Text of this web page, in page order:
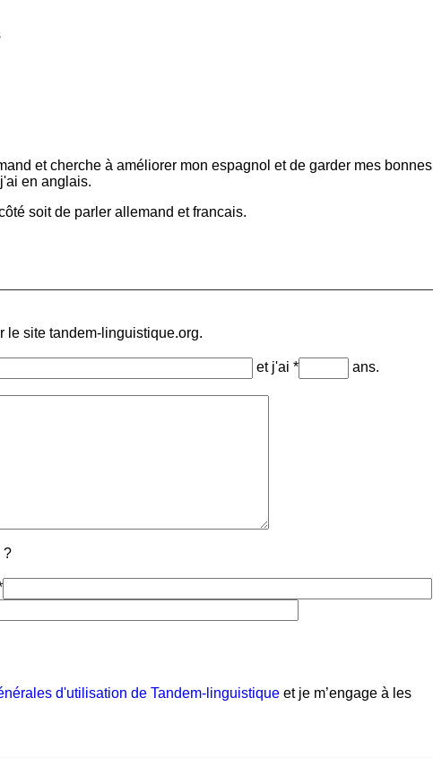
et cherche à améliorer mon espagnol et de garder mes bonnes
en anglais.
soit de parler allemand et francais.
le site tandem-linguistique.org.
et j'ai * ans.
?
d'utilisation de Tandem-linguistique et je m’engage à les